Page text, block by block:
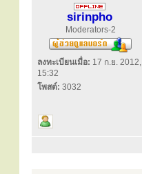
sirinpho
Moderators-2
ลงทะเบียนเมื่อ: 17 ก.ย. 2012,
15:32
โพสต์: 3032